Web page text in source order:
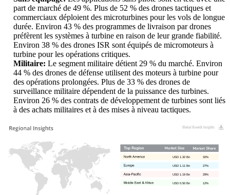
part de marché de 49 %. Plus de 52 % des drones tactiques et
commerciaux déploient des microturbines pour les vols de longue
durée. Environ 43 % des programmes de livraison par drones
préfèrent les systèmes à turbine en raison de leur grande fiabilité.
Environ 38 % des drones ISR sont équipés de micromoteurs à
turbine pour les opérations critiques.
Militaire: Le segment militaire détient 29 % du marché. Environ
44 % des drones de défense utilisent des moteurs à turbine pour
des opérations prolongées. Plus de 33 % des drones de
surveillance militaire dépendent de la puissance des turbines.
Environ 26 % des contrats de développement de turbines sont liés
à des achats militaires et à des mises à niveau tactiques.
12%
USD 0.50 Bn
29%
USD 1.19 Bn
27%
USD 1.11 Bn
32%
USD 1.32 Bn